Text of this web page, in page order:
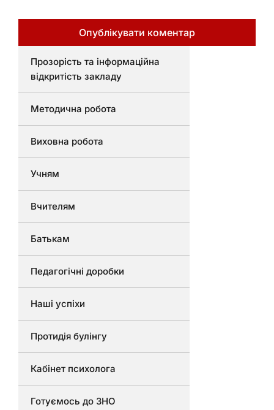
Прозорість та інформаційна
відкритість закладу
Методична робота
Виховна робота
Учням
Вчителям
Батькам
Педагогічні доробки
Наші успіхи
Протидія булінгу
Кабінет психолога
Готуємось до ЗНО